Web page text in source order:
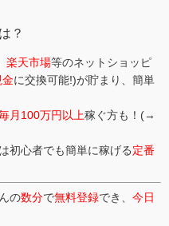
？
楽天市場等のネットショッピ
に交換可能!)が貯まり、簡単
月100万円以上稼ぐ方も！(→
初心者でも簡単に稼げる定番
の数分で無料登録でき、 今日